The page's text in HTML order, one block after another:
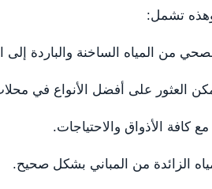
وهذه تشمل:
من المياه الساخنة والباردة
العثور على أفضل الأنواع في
كافة الأذواق والاحتياجات.
الزائدة من المباني بشكل صحيح.